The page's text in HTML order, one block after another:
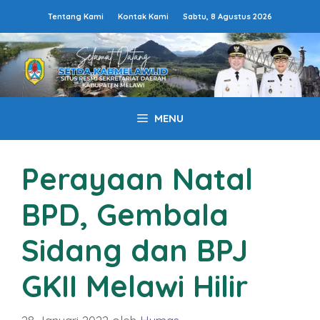
isi
Tentang Kami Kontak Kami Sabtu, 8 Agustus 2026
MENU
Perayaan Natal
BPD, Gembala
Sidang dan BPJ
GKII Melawi Hilir